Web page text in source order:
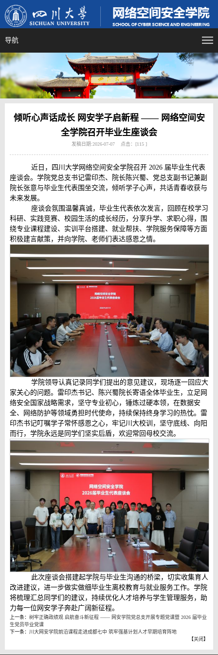
导航
倾听心声话成长 网安学子启新程 —— 网络空间安
全学院召开毕业生座谈会
发稿日期:2026-07-07 点击：[115 ]
近日，四川大学网络空间安全学院召开 2026 届毕业生代表
座谈会。学院党总支书记雷印杰、院长陈兴蜀、党总支副书记兼副
院长张意与毕业生代表围坐交流，倾听学子心声，共话青春收获与
未来发展。
座谈会氛围温馨真诚，毕业生代表依次发言，回顾在校学习
科研、实践竞赛、校园生活的成长经历，分享升学、求职心得，围
绕专业课程建设、实训平台搭建、就业帮扶、学院服务保障等方面
积极建言献策，并向学院、老师们表达感恩之情。
学院领导认真记录同学们提出的意见建议，现场逐一回应大
家关心的问题。雷印杰书记、陈兴蜀院长寄语全体毕业生，立足网
络安全国家战略需求，坚守专业初心，锤炼过硬本领，在数据安
全、网络防护等领域勇担时代使命，持续保持终身学习的热忱。雷
印杰书记叮嘱学子常怀感恩之心，牢记川大校训，坚守底线、向阳
而行，学院永远是同学们坚实后盾，欢迎常回母校交流。
此次座谈会搭建起学院与毕业生沟通的桥梁，切实收集育人
改进建议，进一步做实做细毕业生离校教育与就业服务工作。学院
将梳理汇总同学们的建议，持续优化人才培养与学生管理服务，助
力每一位网安学子奔赴广阔新征程。
上一条： 树牢正确政绩观 启航奋斗新征程 —— 网安学院党总支开展专题党课暨 2026 届毕业
生党员毕业党课
下一条： 川大网安学院前沿课程走进成都七中 筑牢强基计划人才早期培育阵地
【关闭 】